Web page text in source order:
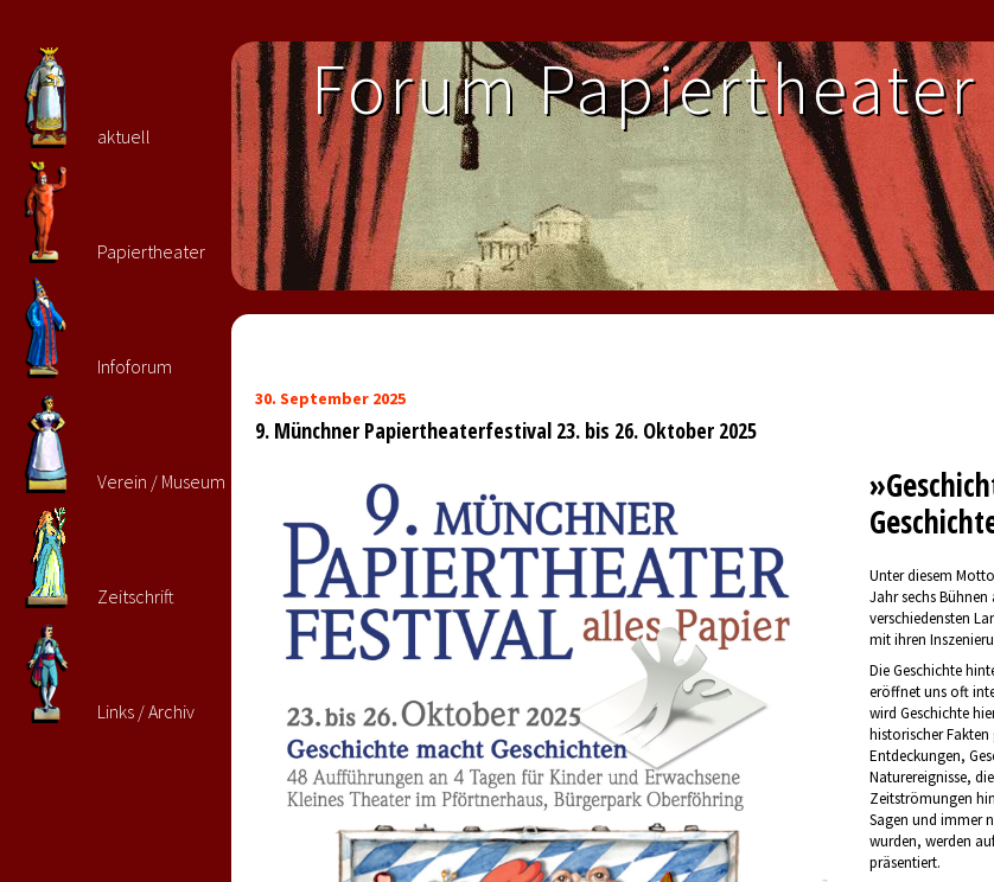
aktuell
Papiertheater
Infoforum
Verein / Museum
Zeitschrift
Links / Archiv
Forum Papier­theater
30. September 2025
9. Münchner Papiertheaterfestival 23. bis 26. Oktober 2025
Unter diesem
Jahr sechs Bühnen
verschiedensten
mit ihren
Die Geschichte
eröffnet uns oft
wird Geschichte
historischer
Entdeckungen,
Naturereignisse,
Zeitströmungen
Sagen und immer
wurden, werden
präsentiert.